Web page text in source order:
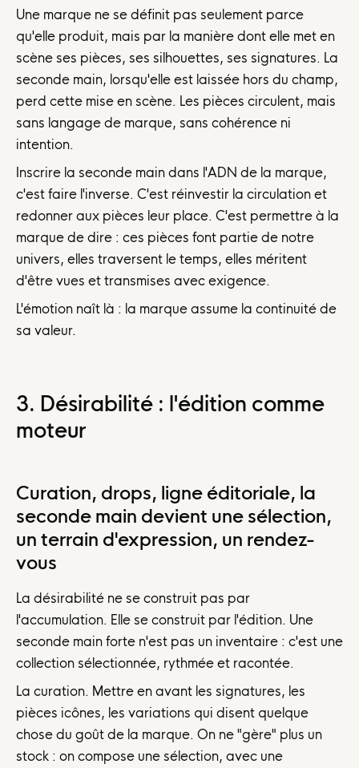
Une marque ne se définit pas seulement parce
qu'elle produit, mais par la manière dont elle met en
scène ses pièces, ses silhouettes, ses signatures. La
seconde main, lorsqu'elle est laissée hors du champ,
perd cette mise en scène. Les pièces circulent, mais
sans langage de marque, sans cohérence ni
intention.
Inscrire la seconde main dans l'ADN de la marque,
c'est faire l'inverse. C'est réinvestir la circulation et
redonner aux pièces leur place. C'est permettre à la
marque de dire : ces pièces font partie de notre
univers, elles traversent le temps, elles méritent
d'être vues et transmises avec exigence.
L'émotion naît là : la marque assume la continuité de
sa valeur.
3. Désirabilité : l'édition comme
moteur
Curation, drops, ligne éditoriale, la
seconde main devient une sélection,
un terrain d'expression, un rendez-
vous
La désirabilité ne se construit pas par
l'accumulation. Elle se construit par l'édition. Une
seconde main forte n'est pas un inventaire : c'est une
collection sélectionnée, rythmée et racontée.
La curation. Mettre en avant les signatures, les
pièces icônes, les variations qui disent quelque
chose du goût de la marque. On ne "gère" plus un
stock : on compose une sélection, avec une